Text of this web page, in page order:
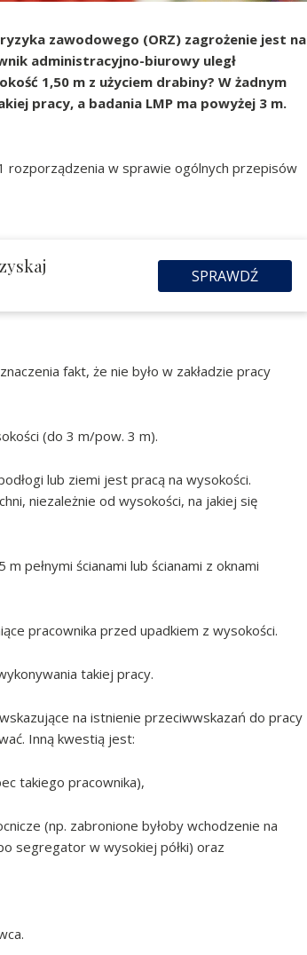
zawodowego (ORZ) zagrożenie jest na
administracyjno-biurowy uległ
1,50 m z użyciem drabiny? W żadnym
pracy, a badania LMP ma powyżej 3 m.
rozporządzenia w sprawie ogólnych przepisów
SPRAWDŹ
fakt, że nie było w zakładzie pracy
(do 3 m/pow. 3 m).
lub ziemi jest pracą na wysokości.
niezależnie od wysokości, na jakiej się
pełnymi ścianami lub ścianami z oknami
pracownika przed upadkiem z wysokości.
takiej pracy.
na istnienie przeciwwskazań do pracy
Inną kwestią jest:
takiego pracownika),
(np. zabronione byłoby wchodzenie na
segregator w wysokiej półki) oraz